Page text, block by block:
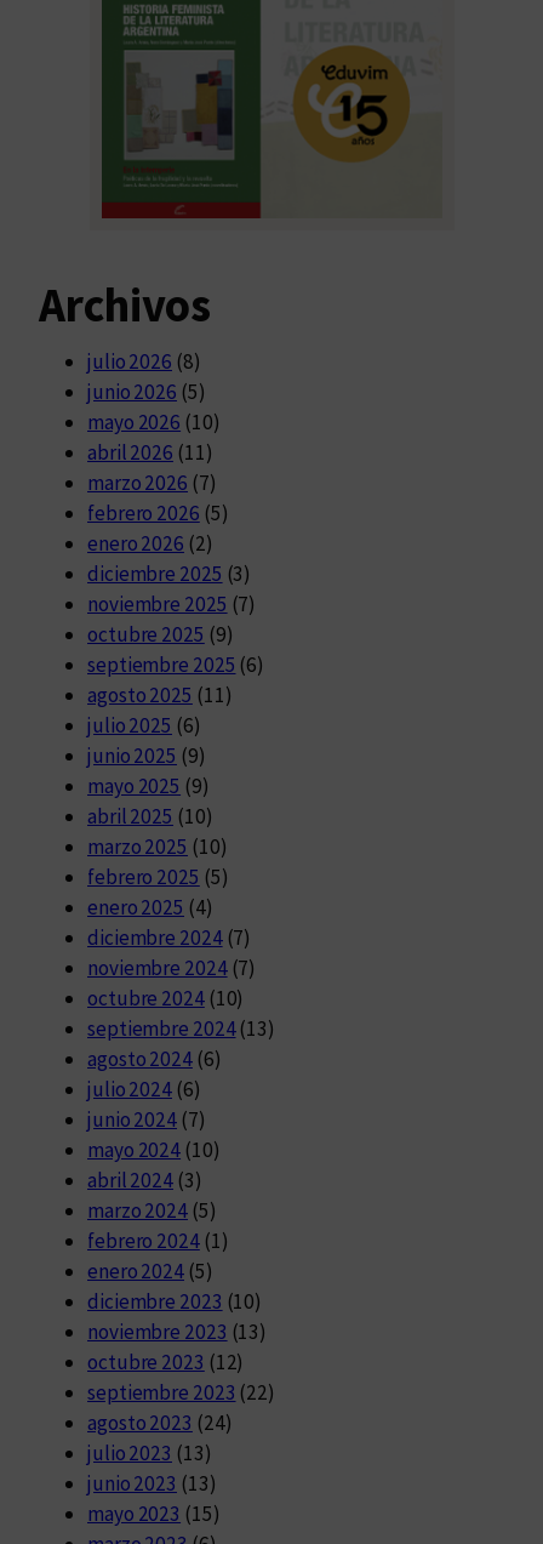
Archivos
julio 2026 (8)
junio 2026 (5)
mayo 2026 (10)
abril 2026 (11)
marzo 2026 (7)
febrero 2026 (5)
enero 2026 (2)
diciembre 2025 (3)
noviembre 2025 (7)
octubre 2025 (9)
septiembre 2025 (6)
agosto 2025 (11)
julio 2025 (6)
junio 2025 (9)
mayo 2025 (9)
abril 2025 (10)
marzo 2025 (10)
febrero 2025 (5)
enero 2025 (4)
diciembre 2024(7)
noviembre 2024(7)
octubre 2024(10)
septiembre 2024(13)
agosto 2024(6)
julio 2024 (6)
junio 2024 (7)
mayo 2024 (10)
abril 2024 (3)
marzo 2024 (5)
febrero 2024(1)
enero 2024 (5)
diciembre 2023 (10)
noviembre 2023 (13)
octubre 2023 (12)
septiembre 2023 (22)
agosto 2023 (24)
julio 2023 (13)
junio 2023 (13)
mayo 2023 (15)